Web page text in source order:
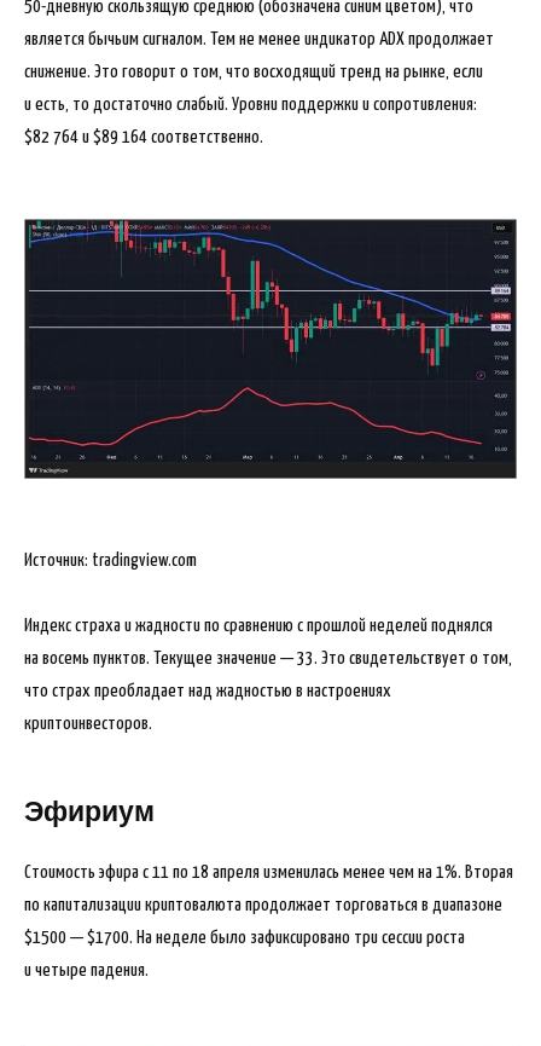
50-дневную скользящую среднюю (обозначена синим цветом), что
является бычьим сигналом. Тем не менее индикатор ADX продолжает
снижение. Это говорит о том, что восходящий тренд на рынке, если
и есть, то достаточно слабый. Уровни поддержки и сопротивления:
$82 764 и $89 164 соответственно.
Источник: tradingview.com
Индекс страха и жадности по сравнению с прошлой неделей поднялся
на восемь пунктов. Текущее значение — 33. Это свидетельствует о том,
что страх преобладает над жадностью в настроениях
криптоинвесторов.
Эфириум
Стоимость эфира с 11 по 18 апреля изменилась менее чем на 1%. Вторая
по капитализации криптовалюта продолжает торговаться в диапазоне
$1500 — $1700. На неделе было зафиксировано три сессии роста
и четыре падения.